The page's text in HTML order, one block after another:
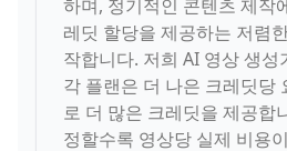
하며, 정기적인 콘텐츠 제작
레딧 할당을 제공하는 저렴
작합니다. 저희 AI 영상 생성
각 플랜은 더 나은 크레딧당
로 더 많은 크레딧을 제공합
정할수록 영상당 실제 비용